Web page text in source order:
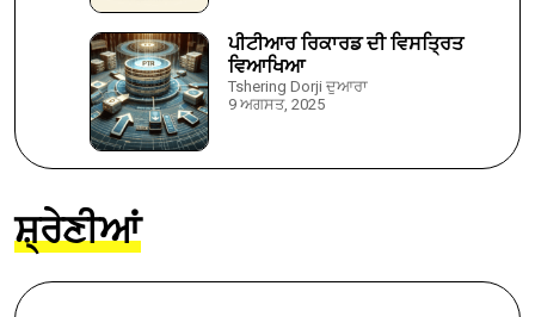
ਪੀਟੀਆਰ ਰਿਕਾਰਡ ਦੀ ਵਿਸਤ੍ਰਿਤ
ਵਿਆਖਿਆ
Tshering Dorji ਦੁਆਰਾ
9 ਅਗਸਤ, 2025
ਸ਼੍ਰੇਣੀਆਂ